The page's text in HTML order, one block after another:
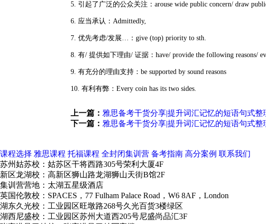
5. 引起了广泛的公众关注：arouse wide public concern/ draw
6. 应当承认：Admittedly,
7. 优先考虑/发展…：give (top) priority to sth.
8. 有/ 提供如下理由/ 证据：have/ provide the following reasons/
9. 有充分的理由支持：be supported by sound reasons
10. 有利有弊：Every coin has its two sides.
上一篇： 雅思备考干货分享|提升词汇记忆的短语句式整
下一篇： 雅思备考干货分享|提升词汇记忆的短语句式整
课程选择 雅思课程 托福课程 全封闭集训营 备考指南 高分案例 联系我们
苏州姑苏校：姑苏区干将西路305号荣利大厦4F
新区龙湖校：高新区狮山路龙湖狮山天街B馆2F
集训营营地：太湖五星级酒店
英国伦敦校：SPACES，77 Fulham Palace Road，W6 8AF，London
湖东久光校：工业园区旺墩路268号久光百货3楼绿区
湖西尼盛校：工业园区苏州大道西205号尼盛尚品汇3F